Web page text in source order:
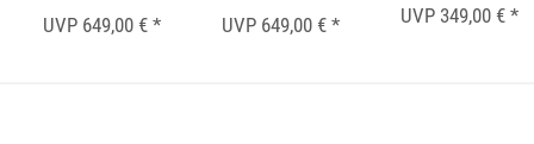
UVP 649,00 € * UVP 649,00 € * UVP 349,00 € *